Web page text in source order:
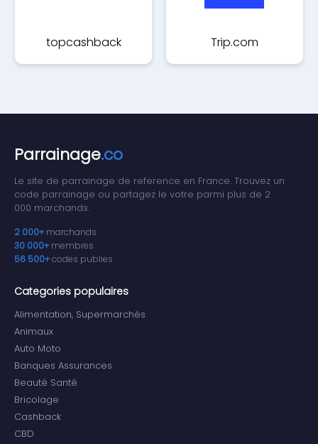
topcashback Trip.com
Parrainage.co
Le site de parrainage de reference en France. Trouvez un
code parrainage ou partagez le votre parmi plus de 2
000 marchands.
2 000+ marchands
30 000+ membres
56 500+codes publies
Categories populaires
Alimentation, Supermarchés
Animaux
Auto Moto
Banques Assurances
Beauté Santé
Bricolage
Cashback
CBD